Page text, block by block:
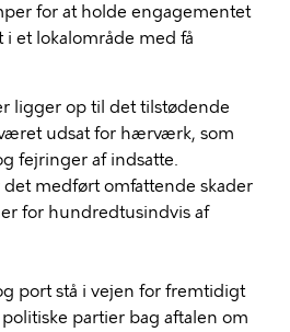
for at holde engagementet
et lokalområde med få
ligger op til det tilstødende
udsat for hærværk, som
fejringer af indsatte.
medført omfattende skader
for hundredtusindvis af
port stå i vejen for fremtidigt
partier bag aftalen om